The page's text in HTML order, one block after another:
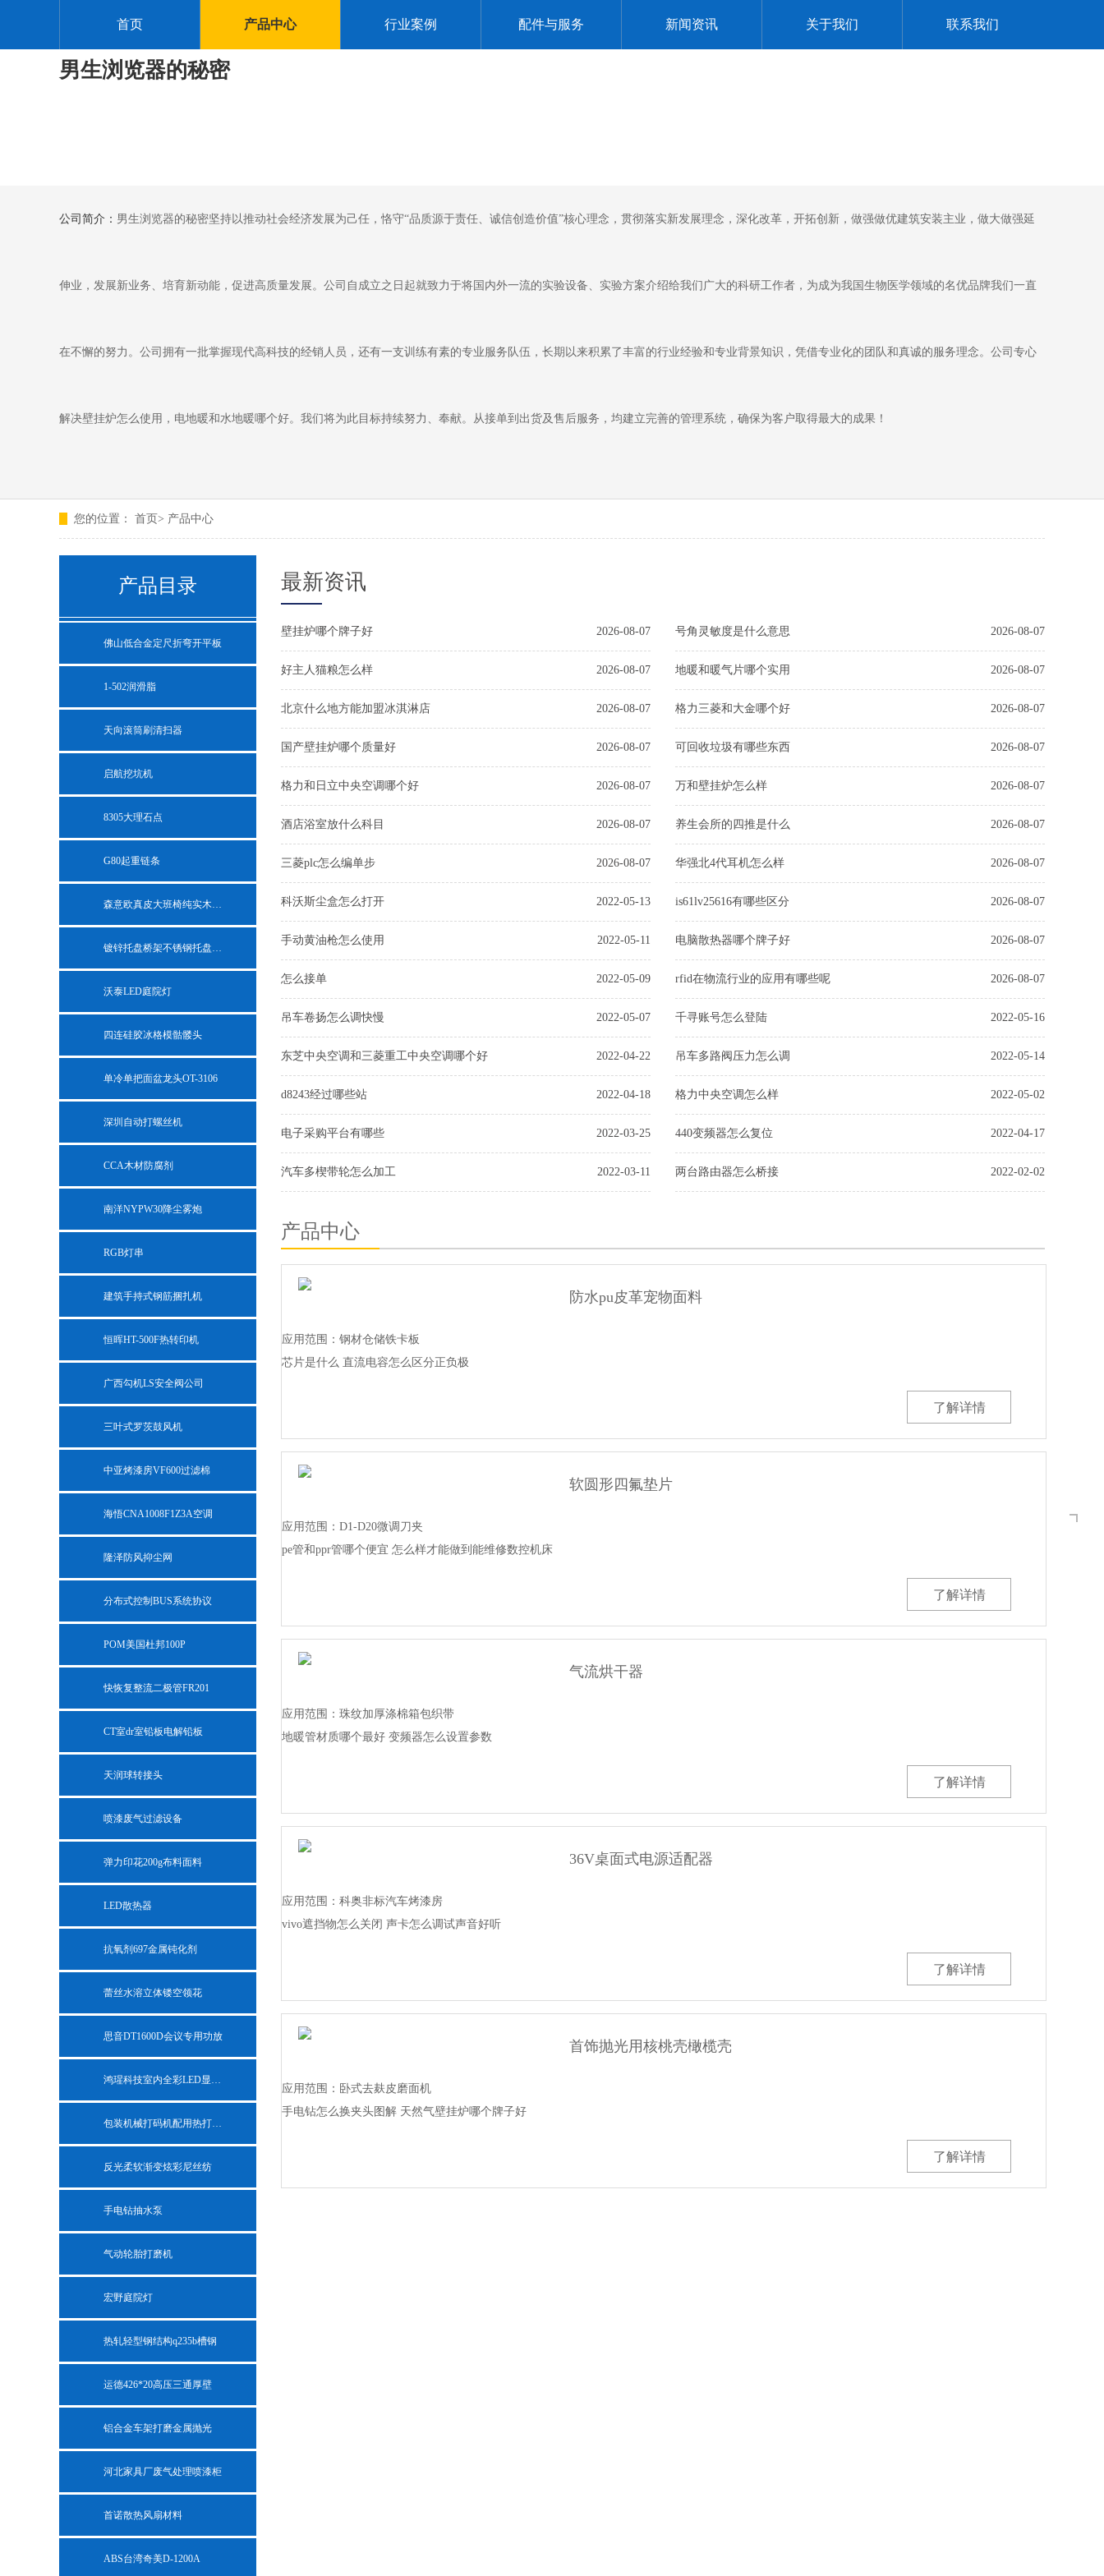
男生浏览器的秘密
首页 产品中心 行业案例 配件与服务 新闻资讯 关于我们 联系我们
公司简介： 男生浏览器的秘密坚持以推动社会经济发展为己任，恪守“品质源于责任、诚信创造价值”核心理念，贯彻落实新发展理念，深化改革，开拓创新，做强做优建筑安装主业，做大做强延
伸业，发展新业务、培育新动能，促进高质量发展。公司自成立之日起就致力于将国内外一流的实验设备、实验方案介绍给我们广大的科研工作者，为成为我国生物医学领域的名优品牌我们一直
在不懈的努力。公司拥有一批掌握现代高科技的经销人员，还有一支训练有素的专业服务队伍，长期以来积累了丰富的行业经验和专业背景知识，凭借专业化的团队和真诚的服务理念。公司专心
解决壁挂炉怎么使用，电地暖和水地暖哪个好。我们将为此目标持续努力、奉献。从接单到出货及售后服务，均建立完善的管理系统，确保为客户取得最大的成果！
您的位置： 首页 > 产品中心
产品目录
佛山低合金定尺折弯开平板
1-502润滑脂
天向滚筒刷清扫器
启航挖坑机
8305大理石点
G80起重链条
森意欧真皮大班椅纯实木老板椅
镀锌托盘桥架不锈钢托盘式桥架
沃泰LED庭院灯
四连硅胶冰格模骷髅头
单冷单把面盆龙头OT-3106
深圳自动打螺丝机
CCA木材防腐剂
南洋NYPW30降尘雾炮
RGB灯串
建筑手持式钢筋捆扎机
恒晖HT-500F热转印机
广西勾机LS安全阀公司
三叶式罗茨鼓风机
中亚烤漆房VF600过滤棉
海悟CNA1008F1Z3A空调
隆泽防风抑尘网
分布式控制BUS系统协议
POM美国杜邦100P
快恢复整流二极管FR201
CT室dr室铅板电解铅板
天润球转接头
喷漆废气过滤设备
弹力印花200g布料面料
LED散热器
抗氧剂697金属钝化剂
蕾丝水溶立体镂空领花
思音DT1600D会议专用功放
鸿瑆科技室内全彩LED显示屏
包装机械打码机配用热打印色带
反光柔软渐变炫彩尼丝纺
手电钻抽水泵
气动轮胎打磨机
宏野庭院灯
热轧轻型钢结构q235b槽钢
运德426*20高压三通厚壁
铝合金车架打磨金属抛光
河北家具厂废气处理喷漆柜
首诺散热风扇材料
ABS台湾奇美D-1200A
最新资讯
壁挂炉哪个牌子好 2026-08-07
好主人猫粮怎么样 2026-08-07
北京什么地方能加盟冰淇淋店 2026-08-07
国产壁挂炉哪个质量好 2026-08-07
格力和日立中央空调哪个好 2026-08-07
酒店浴室放什么科目 2026-08-07
三菱plc怎么编单步 2026-08-07
科沃斯尘盒怎么打开 2022-05-13
手动黄油枪怎么使用 2022-05-11
怎么接单 2022-05-09
吊车卷扬怎么调快慢 2022-05-07
东芝中央空调和三菱重工中央空调哪个好 2022-04-22
d8243经过哪些站 2022-04-18
电子采购平台有哪些 2022-03-25
汽车多楔带轮怎么加工 2022-03-11
号角灵敏度是什么意思 2026-08-07
地暖和暖气片哪个实用 2026-08-07
格力三菱和大金哪个好 2026-08-07
可回收垃圾有哪些东西 2026-08-07
万和壁挂炉怎么样 2026-08-07
养生会所的四推是什么 2026-08-07
华强北4代耳机怎么样 2026-08-07
is61lv25616有哪些区分 2026-08-07
电脑散热器哪个牌子好 2026-08-07
rfid在物流行业的应用有哪些呢 2026-08-07
千寻账号怎么登陆 2022-05-16
吊车多路阀压力怎么调 2022-05-14
格力中央空调怎么样 2022-05-02
440变频器怎么复位 2022-04-17
两台路由器怎么桥接 2022-02-02
产品中心
防水pu皮革宠物面料
应用范围：钢材仓储铁卡板
芯片是什么 直流电容怎么区分正负极
了解详情
软圆形四氟垫片
应用范围：D1-D20微调刀夹
pe管和ppr管哪个便宜 怎么样才能做到能维修数控机床
了解详情
气流烘干器
应用范围：珠纹加厚涤棉箱包织带
地暖管材质哪个最好 变频器怎么设置参数
了解详情
36V桌面式电源适配器
应用范围：科奥非标汽车烤漆房
vivo遮挡物怎么关闭 声卡怎么调试声音好听
了解详情
首饰抛光用核桃壳橄榄壳
应用范围：卧式去麸皮磨面机
手电钻怎么换夹头图解 天然气壁挂炉哪个牌子好
了解详情